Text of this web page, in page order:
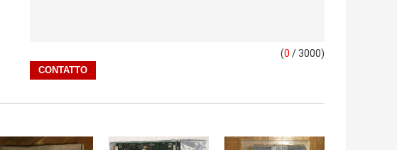
(0 / 3000)